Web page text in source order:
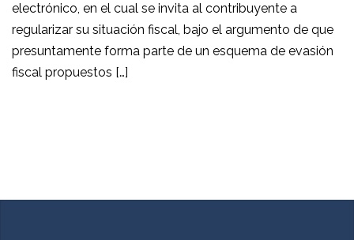
electrónico, en el cual se invita al contribuyente a
regularizar su situación fiscal, bajo el argumento de que
presuntamente forma parte de un esquema de evasión
fiscal propuestos […]